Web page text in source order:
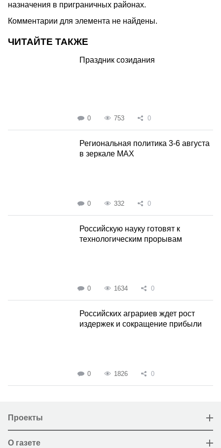
назначения в приграничных районах.
Комментарии для элемента не найдены.
ЧИТАЙТЕ ТАКЖЕ
Праздник созидания
0 753 0
Региональная политика 3-6 августа
в зеркале MAX
0 332 0
Российскую науку готовят к
технологическим прорывам
0 1634 0
Российских аграриев ждет рост
издержек и сокращение прибыли
0 1826 0
Проекты
О газете